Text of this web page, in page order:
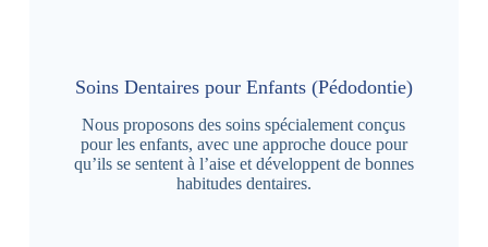
Soins Dentaires pour Enfants (Pédodontie)
Nous proposons des soins spécialement conçus
pour les enfants, avec une approche douce pour
qu’ils se sentent à l’aise et développent de bonnes
habitudes dentaires.